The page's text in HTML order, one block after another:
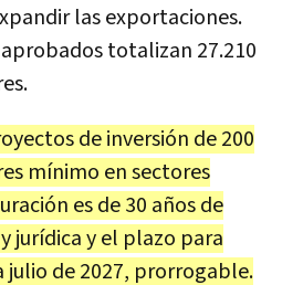
las exportaciones.
totalizan 27.210
de inversión de 200
mínimo en sectores
es de 30 años de
jurídica y el plazo para
julio de 2027, prorrogable.